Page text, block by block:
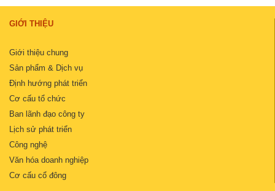
GIỚI THIỆU
Giới thiệu chung
Sản phẩm & Dịch vụ
Định hướng phát triển
Cơ cấu tổ chức
Ban lãnh đạo công ty
Lịch sử phát triển
Công nghệ
Văn hóa doanh nghiệp
Cơ cấu cổ đông